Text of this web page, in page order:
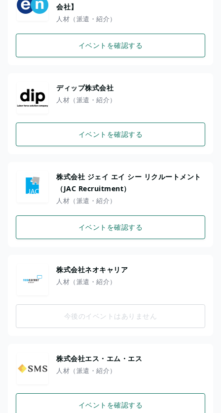
会社】
人材（派遣・紹介）
イベントを確認する
ディップ株式会社
人材（派遣・紹介）
イベントを確認する
株式会社 ジェイ エイ シー リクルートメント
（JAC Recruitment）
人材（派遣・紹介）
イベントを確認する
株式会社ネオキャリア
人材（派遣・紹介）
今後のイベントはありません
株式会社エス・エム・エス
人材（派遣・紹介）
イベントを確認する